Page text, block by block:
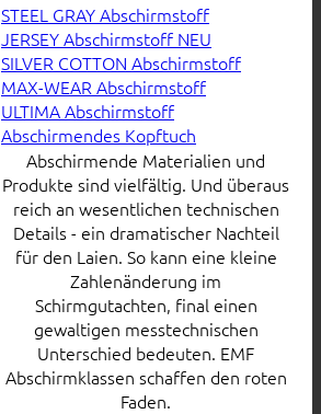
STEEL GRAY Abschirmstoff
JERSEY Abschirmstoff
SILVER COTTON Abschirmstoff
MAX-WEAR Abschirmstoff
ULTIMA Abschirmstoff
Abschirmendes Kopftuch
Abschirmende Materialien und
Produkte sind vielfältig. Und überaus
reich an wesentlichen technischen
Details - ein dramatischer Nachteil
für den Laien. So kann eine kleine
Zahlenänderung im
Schirmgutachten, final einen
gewaltigen messtechnischen
Unterschied bedeuten. EMF
Abschirmklassen schaffen den roten
Faden.